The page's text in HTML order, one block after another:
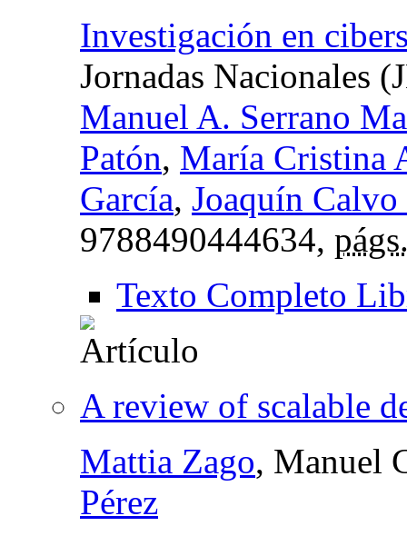
Investigación en
Jornadas Nacionales
Manuel A. Serrano
Patón, María Cristina
García, Joaquín Calvo
9788490444634,
Texto Completo
A review of scalable
Mattia Zago, Manuel
Pérez